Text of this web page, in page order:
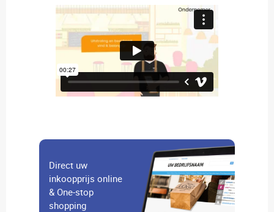
Direct uw
inkoopprijs online
& One-stop
shopping